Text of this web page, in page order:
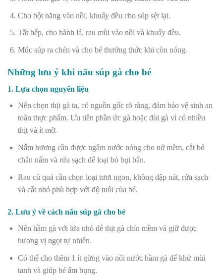
Cho bột năng vào nồi, khuấy đều cho súp sệt lại.
Tắt bếp, cho hành lá, rau mùi vào nồi và khuấy đều.
Múc súp ra chén và cho bé thưởng thức khi còn nóng.
Những lưu ý khi nấu súp gà cho bé
1. Lựa chọn nguyên liệu
Nên chọn thịt gà ta, có nguồn gốc rõ ràng, đảm bảo vệ sinh an
toàn thực phẩm. Ưu tiên phần ức gà hoặc đùi gà vì có nhiều
thịt và ít mỡ.
Nấm hương cần được ngâm nước nóng cho nở mềm, cắt bỏ
chân nấm và rửa sạch để loại bỏ bụi bẩn.
Rau củ quả cần chọn loại tươi ngon, không dập nát, rửa sạch
và cắt nhỏ phù hợp với độ tuổi của bé.
2. Lưu ý về cách nấu súp gà cho bé
Nên hầm gà với lửa nhỏ để thịt gà chín mềm và giữ được
hương vị ngọt tự nhiên.
Có thể cho thêm 1 ít gừng vào nồi nước hầm gà để khử mùi
tanh và giúp bé ấm bụng.